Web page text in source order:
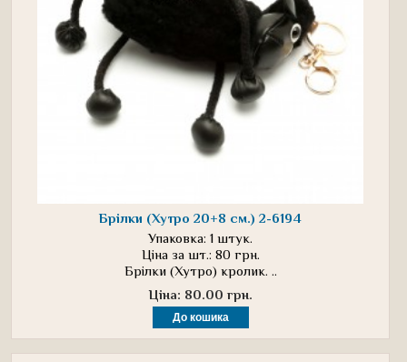
Брілки (Хутро 20+8 см.) 2-6194
Упаковка: 1 штук.
Ціна за шт.: 80 грн.
Брілки (Хутро) кролик. ..
Ціна: 80.00 грн.